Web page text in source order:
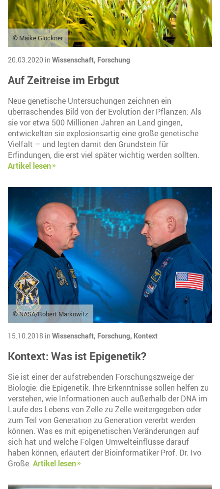
© Maike Glöckner
20.03.2020 in Wissenschaft, Forschung
Auf Zeitreise im Erbgut
Neue genetische Untersuchungen zeichnen ein
überraschendes Bild von der Evolution der Pflanzen: Als
sie vor etwa 500 Millionen Jahren an Land gingen,
entwickelten sie explosionsartig eine große genetische
Vielfalt – und legten damit den Grundstein für
Erfindungen, die erst viel später wichtig werden sollten.
Artikel lesen
© NASA/Robert Markowitz
15.10.2018 in Wissenschaft, Forschung, Kontext
Kontext: Was ist Epigenetik?
Sie ist einer der aufstrebenden Forschungszweige der
Biologie: die Epigenetik. Ihre Erkenntnisse sollen helfen zu
verstehen, wie Informationen auch außerhalb der DNA im
Laufe des Lebens von Zelle zu Zelle weitergegeben oder
zum Teil von Generation zu Generation vererbt werden
können. Was es mit epigenetischen Veränderungen auf
sich hat und welche Folgen Umwelteinflüsse darauf
haben können, erläutert der Bioinformatiker Prof. Dr. Ivo
Große. Artikel lesen